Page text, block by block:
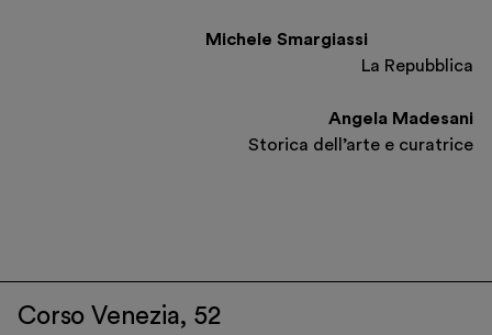
Michele Smargiassi
La Repubblica
Angela Madesani
Storica dell’arte e curatrice
Corso Venezia, 52